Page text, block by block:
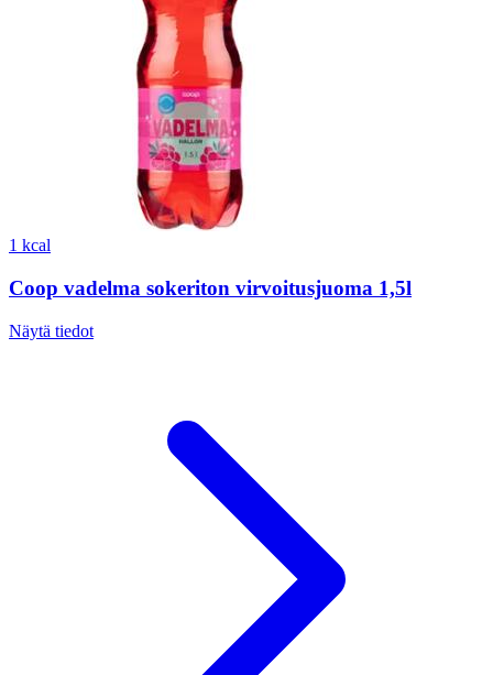
1 kcal
Coop vadelma sokeriton virvoitusjuoma 1,5l
Näytä tiedot